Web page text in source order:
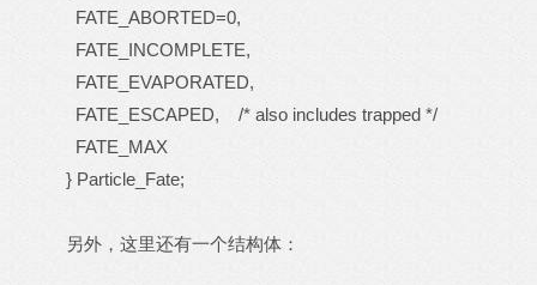
FATE_ABORTED=0,
FATE_INCOMPLETE,
FATE_EVAPORATED,
FATE_ESCAPED, /* also includes trapped */
FATE_MAX
} Particle_Fate;
另外，这里还有一个结构体：